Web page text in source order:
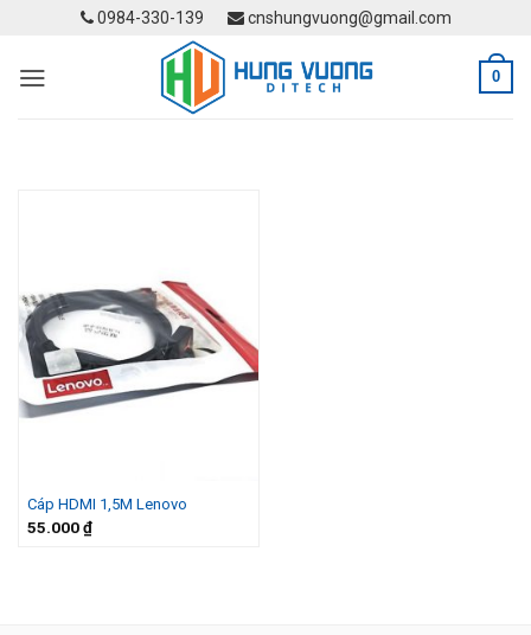
content
0984-330-139 cnshungvuong@gmail.com
0
Cáp HDMI 1,5M Lenovo
55.000₫